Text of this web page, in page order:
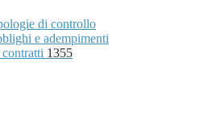
di controllo
e adempimenti
1355